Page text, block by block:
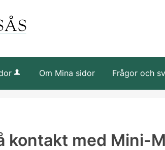
Om Mina sidor Frågor och
kontakt med Mini-